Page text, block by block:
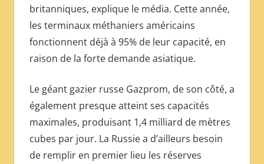
britanniques, explique le média. Cette année,
les terminaux méthaniers américains
fonctionnent déjà à 95% de leur capacité, en
raison de la forte demande asiatique.
Le géant gazier russe Gazprom, de son côté, a
également presque atteint ses capacités
maximales, produisant 1,4 milliard de mètres
cubes par jour. La Russie a d’ailleurs besoin
de remplir en premier lieu les réserves